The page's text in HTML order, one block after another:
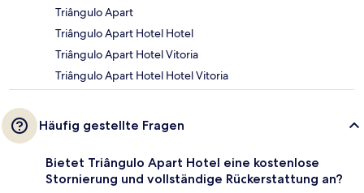
Triângulo Apart
Triângulo Apart Hotel Hotel
Triângulo Apart Hotel Vitoria
Triângulo Apart Hotel Hotel Vitoria
Häufig gestellte Fragen
Bietet Triângulo Apart Hotel eine kostenlose
Stornierung und vollständige Rückerstattung an?